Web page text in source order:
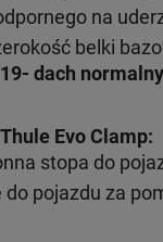
na
belki
dach normalny
Evo Clamp:
stopa do
pojazdu za